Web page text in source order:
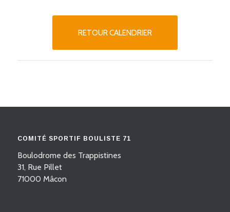
RETOUR CALENDRIER
COMITÉ SPORTIF BOULISTE 71
Boulodrome des Trappistines
31, Rue Pillet
71000 Mâcon